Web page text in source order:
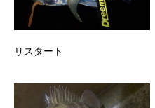
リスタート